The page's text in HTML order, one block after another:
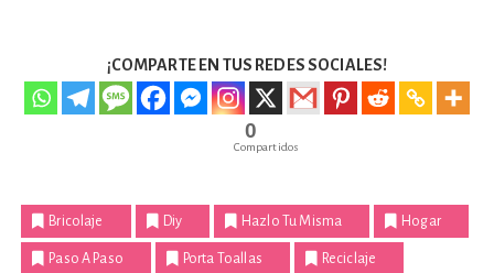
¡COMPARTE EN TUS REDES SOCIALES!
0
Compartidos
Bricolaje Diy Hazlo Tu Misma Hogar
Paso A Paso Porta Toallas Reciclaje